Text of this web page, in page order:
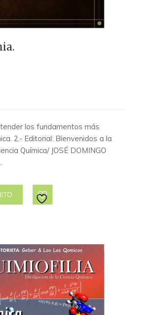
los fundamentos más
2.- Editorial: Bienvenidos a la
Química/ JOSÉ DOMINGO